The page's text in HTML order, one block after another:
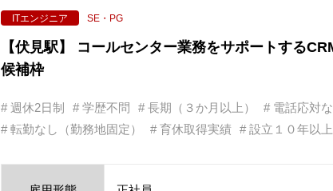
ITエンジニア SE・PG
【伏見駅】 コールセンター業務をサポートする
候補枠
# 週休2日制 # 学歴不問 # 長期（３か月以上） # 電話応対
# 転勤なし（勤務地固定）
# 育休取得実績 # 設立１０年以上